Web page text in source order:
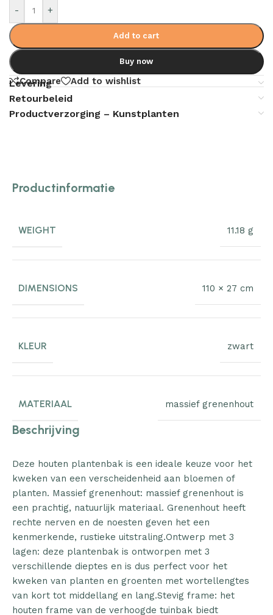
- +
Add to cart
Buy now
Compare Add to wishlist
Levering
Retourbeleid
Productverzorging – Kunstplanten
Productinformatie
WEIGHT 11.18 g
DIMENSIONS 110 × 27 cm
KLEUR zwart
MATERIAAL massief grenenhout
Beschrijving
Deze houten plantenbak is een ideale keuze voor het
kweken van een verscheidenheid aan bloemen of
planten. Massief grenenhout: massief grenenhout is
een prachtig, natuurlijk materiaal. Grenenhout heeft
rechte nerven en de noesten geven het een
kenmerkende, rustieke uitstraling.Ontwerp met 3
lagen: deze plantenbak is ontworpen met 3
verschillende dieptes en is dus perfect voor het
kweken van planten en groenten met wortellengtes
van kort tot middellang en lang.Stevig frame: het
houten frame van de verhoogde tuinbak biedt